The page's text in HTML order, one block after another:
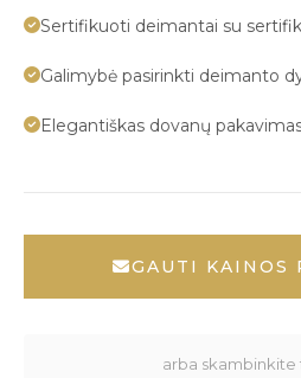
Sertifikuoti deimantai su
Galimybė pasirinkti deimanto
Elegantiškas dovanų
GAUTI KAINOS
arba skambinkite